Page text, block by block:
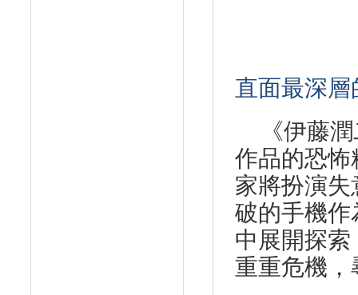
直面最深
《伊藤
作品的恐
家將扮演失
破的手機
中展開探
重重危機